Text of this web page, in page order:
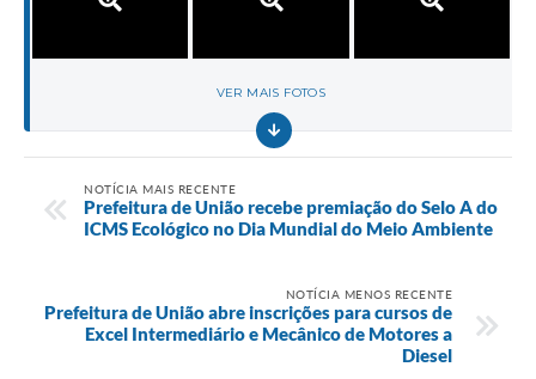
VER MAIS FOTOS
NOTÍCIA MAIS RECENTE
Prefeitura de União recebe premiação do Selo A do
ICMS Ecológico no Dia Mundial do Meio Ambiente
NOTÍCIA MENOS RECENTE
Prefeitura de União abre inscrições para cursos de
Excel Intermediário e Mecânico de Motores a
Diesel